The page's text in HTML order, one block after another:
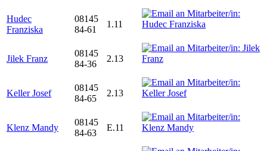
Hudec
Franziska
08145
84-61
1.11
Jilek Franz
08145
84-36
2.13
Keller Josef
08145
84-65
2.13
Klenz Mandy
08145
84-63
E.11